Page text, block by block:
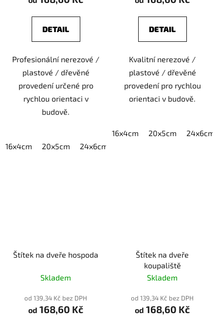
DETAIL
Profesionální nerezové /
plastové / dřevěné
provedení určené pro
rychlou orientaci v
budově.
16x4cm 20x5cm 24x6cm
DETAIL
Kvalitní nerezové /
plastové / dřevěné
provedení pro rychlou
orientaci v budově.
16x4cm 20x5cm 24x6cm
Štítek na dveře hospoda
Skladem
od 139,34 Kč bez DPH
od 168,60 Kč
Štítek na dveře
koupaliště
Skladem
od 139,34 Kč bez DPH
od 168,60 Kč